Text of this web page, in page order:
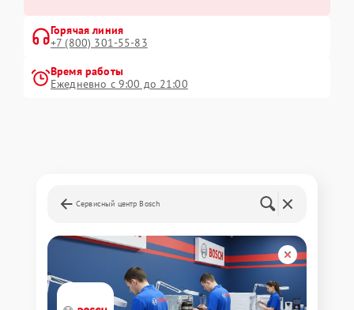
Горячая линия
+7 (800) 301-55-83
Время работы
Ежедневно с 9:00 до 21:00
Сервисный центр Bosch